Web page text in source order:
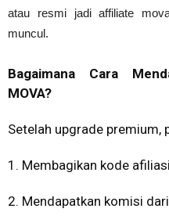
atau resmi jadi affiliate
muncul.
Bagaimana Cara
MOVA?
Setelah upgrade premium,
1. Membagikan kode
2. Mendapatkan komisi